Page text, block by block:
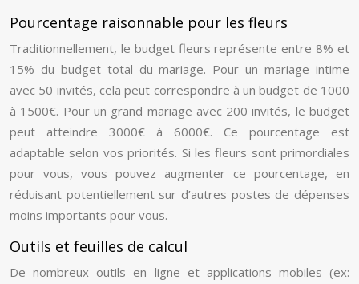
Pourcentage raisonnable pour les fleurs
Traditionnellement, le budget fleurs représente entre 8% et
15% du budget total du mariage. Pour un mariage intime
avec 50 invités, cela peut correspondre à un budget de 1000
à 1500€. Pour un grand mariage avec 200 invités, le budget
peut atteindre 3000€ à 6000€. Ce pourcentage est
adaptable selon vos priorités. Si les fleurs sont primordiales
pour vous, vous pouvez augmenter ce pourcentage, en
réduisant potentiellement sur d’autres postes de dépenses
moins importants pour vous.
Outils et feuilles de calcul
De nombreux outils en ligne et applications mobiles (ex: